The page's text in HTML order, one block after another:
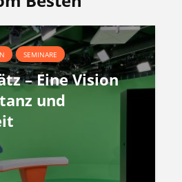
SEMINARE
– Eine Vision
und